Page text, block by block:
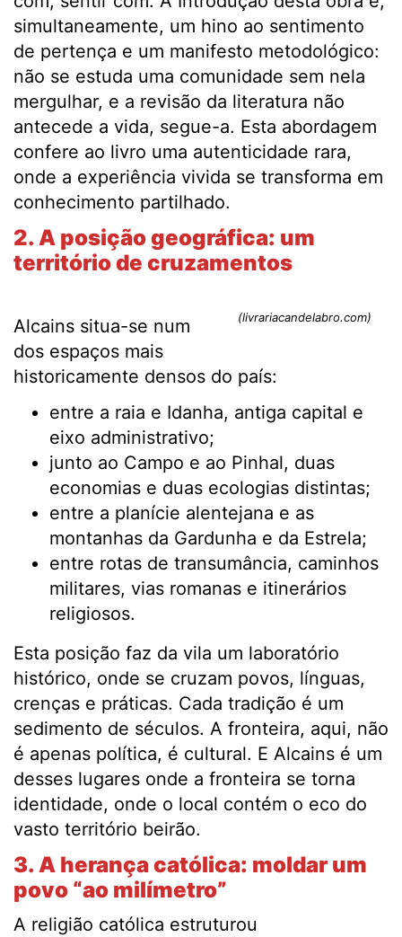
simultaneamente, um hino ao sentimento
de pertença e um manifesto metodológico:
não se estuda uma comunidade sem nela
mergulhar, e a revisão da literatura não
antecede a vida, segue-a. Esta abordagem
confere ao livro uma autenticidade rara,
onde a experiência vivida se transforma em
conhecimento partilhado.
2. A posição geográfica: um
território de cruzamentos
(livrariacandelabro.com)
Alcains situa-se num
dos espaços mais
historicamente densos do país:
entre a raia e Idanha, antiga capital e
eixo administrativo;
junto ao Campo e ao Pinhal, duas
economias e duas ecologias distintas;
entre a planície alentejana e as
montanhas da Gardunha e da Estrela;
entre rotas de transumância, caminhos
militares, vias romanas e itinerários
religiosos.
Esta posição faz da vila um laboratório
histórico, onde se cruzam povos, línguas,
crenças e práticas. Cada tradição é um
sedimento de séculos. A fronteira, aqui, não
é apenas política, é cultural. E Alcains é um
desses lugares onde a fronteira se torna
identidade, onde o local contém o eco do
vasto território beirão.
3. A herança católica: moldar um
povo “ao milímetro”
A religião católica estruturou